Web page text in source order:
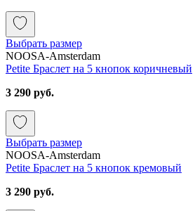
Выбрать размер
NOOSA-Amsterdam
Petite Браслет на 5 кнопок коричневый
3 290 руб.
Выбрать размер
NOOSA-Amsterdam
Petite Браслет на 5 кнопок кремовый
3 290 руб.